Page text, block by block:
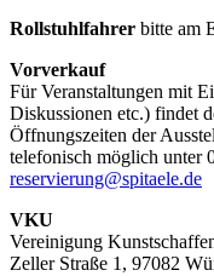
Rollstuhlfahrer bitte am
Vorverkauf
Für Veranstaltungen mit
Diskussionen etc.) findet
Öffnungszeiten der
telefonisch möglich unter
reservierung@spitaele.de
VKU
Vereinigung
Zeller Straße 1, 97082